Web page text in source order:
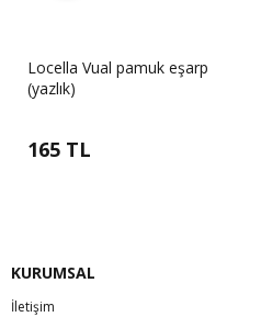
Locella Vual pamuk eşarp
(yazlık)
165 TL
KURUMSAL
İletişim